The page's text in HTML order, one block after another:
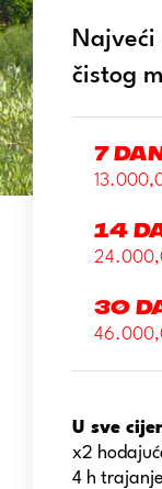
čistog
7
14
30
U sve
x2
4 h